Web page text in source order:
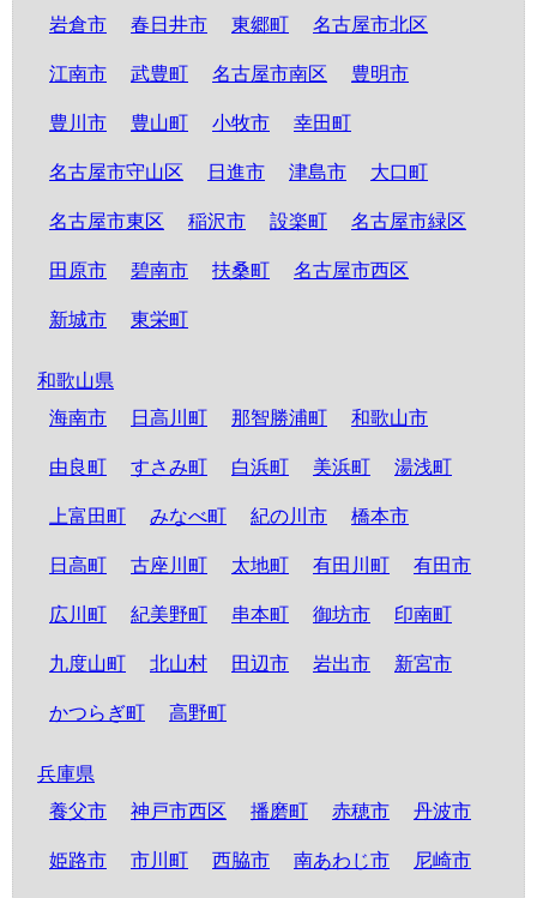
岩倉市 春日井市 東郷町 名古屋市北区
江南市 武豊町 名古屋市南区 豊明市
豊川市 豊山町 小牧市 幸田町
名古屋市守山区 日進市 津島市 大口町
名古屋市東区 稲沢市 設楽町 名古屋市緑区
田原市 碧南市 扶桑町 名古屋市西区
新城市 東栄町
和歌山県
海南市
日高川町 那智勝浦町 和歌山市
由良町 すさみ町 白浜町 美浜町 湯浅町
上富田町 みなべ町 紀の川市 橋本市
日高町 古座川町 太地町 有田川町 有田市
広川町 紀美野町 串本町 御坊市 印南町
九度山町 北山村 田辺市 岩出市 新宮市
かつらぎ町 高野町
兵庫県
養父市
神戸市西区 播磨町 赤穂市 丹波市
姫路市 市川町 西脇市 南あわじ市 尼崎市